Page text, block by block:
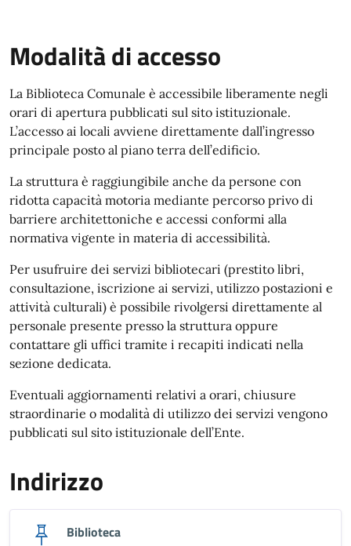
Modalità di accesso
Modalità di accesso
La Biblioteca Comunale è accessibile liberamente negli
orari di apertura pubblicati sul sito istituzionale.
L’accesso ai locali avviene direttamente dall’ingresso
principale posto al piano terra dell’edificio.
La struttura è raggiungibile anche da persone con
ridotta capacità motoria mediante percorso privo di
barriere architettoniche e accessi conformi alla
normativa vigente in materia di accessibilità.
Per usufruire dei servizi bibliotecari (prestito libri,
consultazione, iscrizione ai servizi, utilizzo postazioni e
attività culturali) è possibile rivolgersi direttamente al
personale presente presso la struttura oppure
contattare gli uffici tramite i recapiti indicati nella
sezione dedicata.
Eventuali aggiornamenti relativi a orari, chiusure
straordinarie o modalità di utilizzo dei servizi vengono
pubblicati sul sito istituzionale dell’Ente.
Indirizzo
Biblioteca